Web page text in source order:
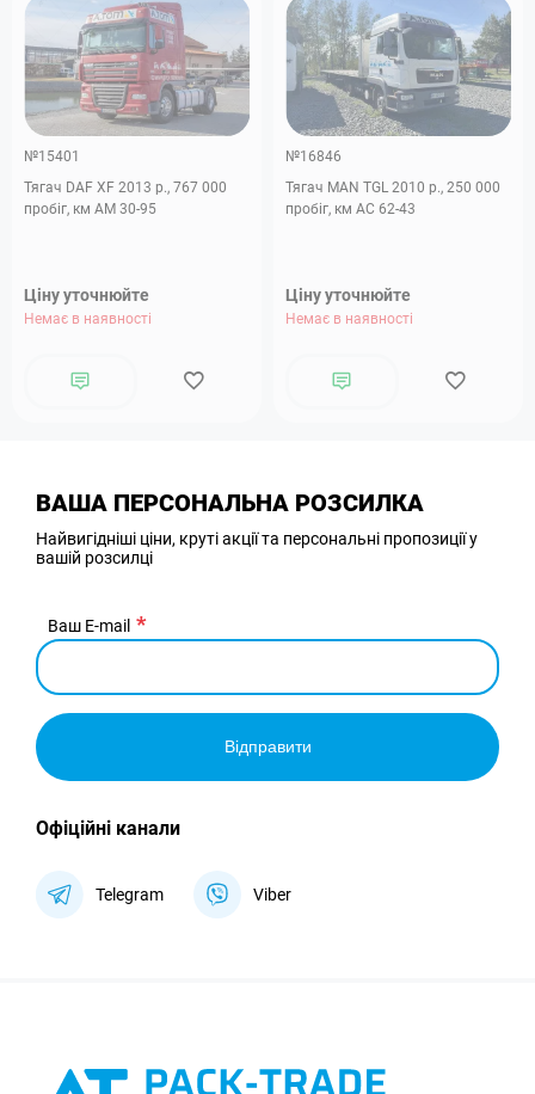
№15401
Тягач DAF XF 2013 р., 767 000
пробіг, км АМ 30-95
Ціну уточнюйте
Немає в наявності
№16846
Тягач MAN TGL 2010 р., 250 000
пробіг, км АC 62-43
Ціну уточнюйте
Немає в наявності
ВАША ПЕРСОНАЛЬНА РОЗСИЛКА
Найвигідніші ціни, круті акції та персональні пропозиції у
вашій розсилці
Ваш E-mail
Відправити
Офіційні канали
Telegram Viber